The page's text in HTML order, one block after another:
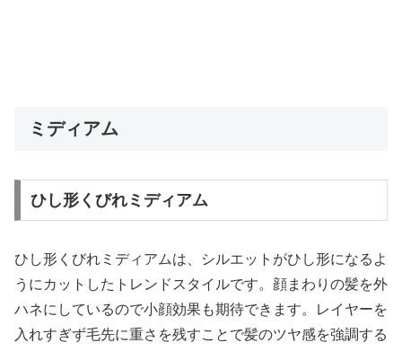
ミディアム
ひし形くびれミディアム
ひし形くびれミディアムは、シルエットがひし形になるよ
うにカットしたトレンドスタイルです。顔まわりの髪を外
ハネにしているので小顔効果も期待できます。レイヤーを
入れすぎず毛先に重さを残すことで髪のツヤ感を強調する